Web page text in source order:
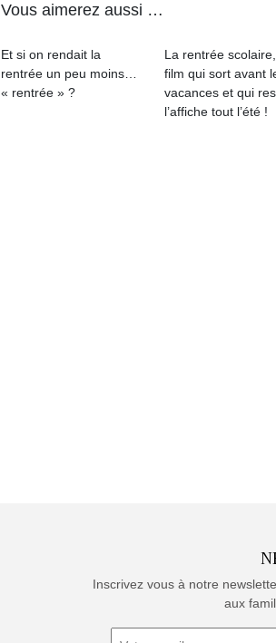
Vous aimerez aussi …
Et si on rendait la
rentrée un peu moins…
« rentrée » ?
La rentrée
film qui sort avant
vacances et qui
l’affiche tout l’été !
Inscrivez vous à notre
aux